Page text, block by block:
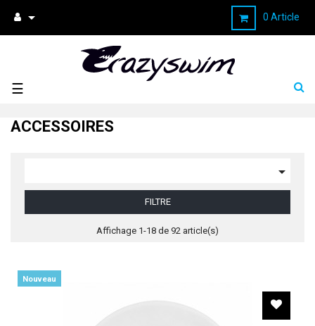
0 Article

Basculer
navigation
☰
ACCESSOIRES

FILTRE
Affichage 1-18 de 92 article(s)
Nouveau